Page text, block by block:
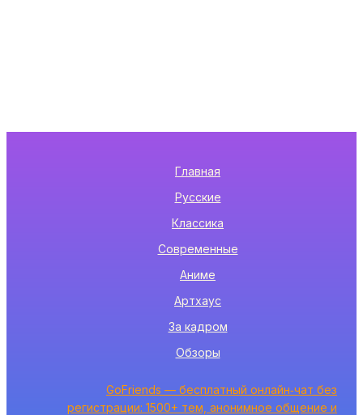
Главная
Русские
Классика
Современные
Аниме
Артхаус
За кадром
Обзоры
GoFriends — бесплатный онлайн‑чат без
регистрации: 1500+ тем, анонимное общение и